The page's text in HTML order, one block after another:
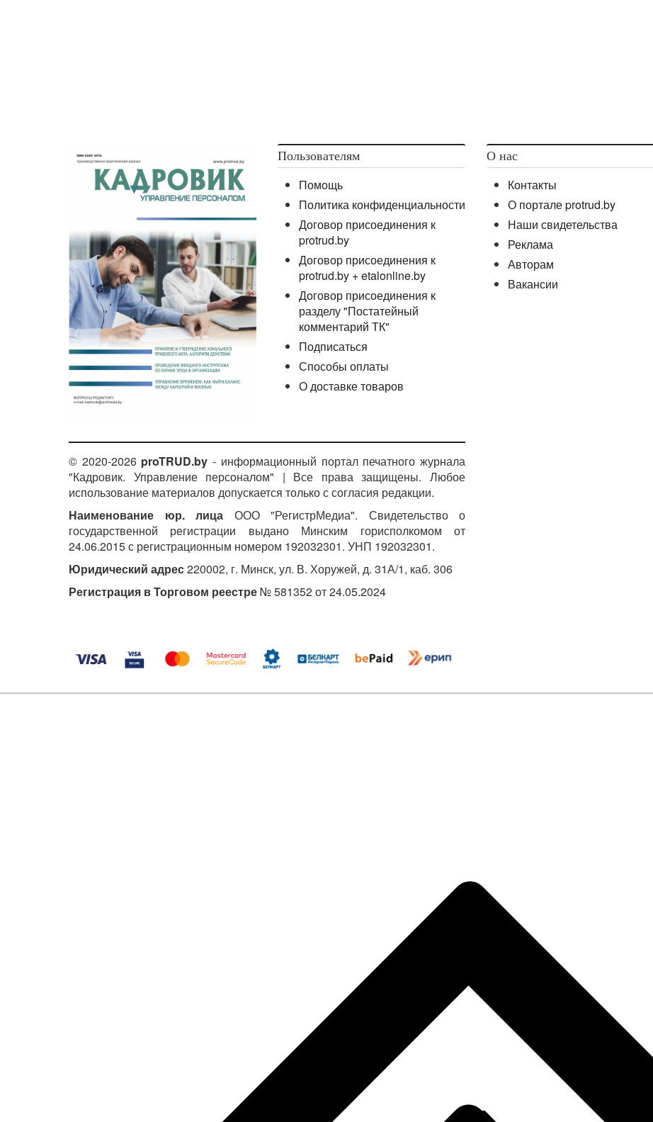
Пользователям
Помощь
Политика конфиденциальности
Договор присоединения к
protrud.by
Договор присоединения к
protrud.by + etalonline.by
Договор присоединения к
разделу "Постатейный
комментарий ТК"
Подписаться
Способы оплаты
О доставке товаров
О нас
Контакты
О портале protrud.by
Наши свидетельства
Реклама
Авторам
Вакансии
© 2020-2026 proTRUD.by - информационный портал печатного журнала
"Кадровик. Управление персоналом" | Все права защищены. Любое
использование материалов допускается только с согласия редакции.
Наименование юр. лица ООО "РегистрМедиа". Свидетельство о
государственной регистрации выдано Минским горисполкомом от
24.06.2015 с регистрационным номером 192032301. УНП 192032301.
Юридический адрес220002, г. Минск, ул. В. Хоружей, д. 31А/1, каб. 306
Регистрация в Торговом реестре№ 581352 от 24.05.2024